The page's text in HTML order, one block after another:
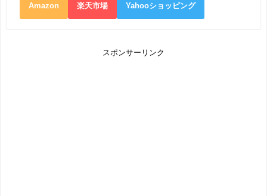
Amazon 楽天市場 Yahooショッピング
スポンサーリンク